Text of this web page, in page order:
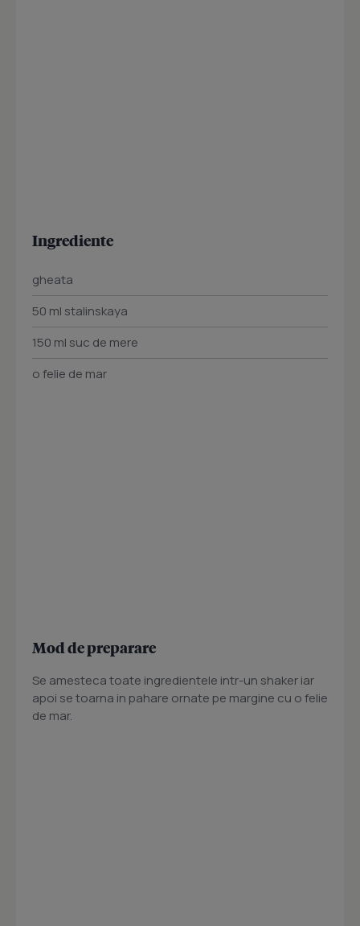
Ingrediente
gheata
50 ml stalinskaya
150 ml suc de mere
o felie de mar
Mod de preparare
Se amesteca toate ingredientele intr-un shaker iar
apoi se toarna in pahare ornate pe margine cu o felie
de mar.